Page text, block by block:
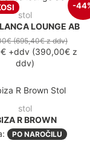
-
stol
LOUNGE AB
(695,40€z ddv)
+ddv(390,00€z
ddv)
stol
R BROWN
PO NAROČILU